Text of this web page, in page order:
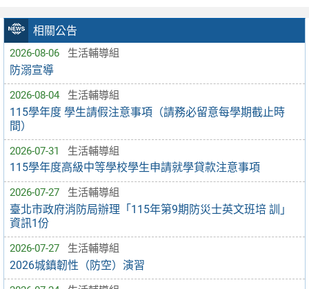
相關公告
2026-08-06 生活輔導組
防溺宣導
2026-08-04 生活輔導組
115學年度 學生請假注意事項（請務必留意每學期截止時
間）
2026-07-31 生活輔導組
115學年度高級中等學校學生申請就學貸款注意事項
2026-07-27 生活輔導組
臺北市政府消防局辦理「115年第9期防災士英文班培 訓」
資訊1份
2026-07-27 生活輔導組
2026城鎮韌性（防空）演習